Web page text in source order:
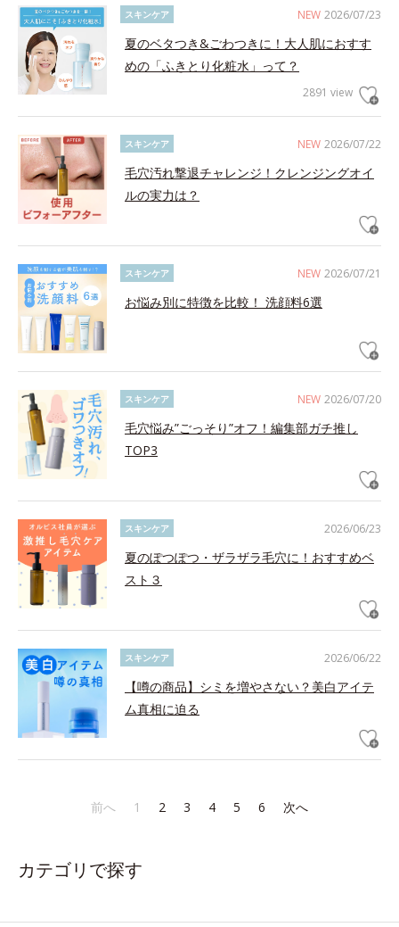
NEW 2026/07/23
スキンケア
夏のベタつき&ごわつきに！大人肌におすす
めの「ふきとり化粧水」って？
2891 view
NEW 2026/07/22
スキンケア
毛穴汚れ撃退チャレンジ！クレンジングオイ
ルの実力は？
NEW 2026/07/21
スキンケア
お悩み別に特徴を比較！ 洗顔料6選
NEW 2026/07/20
スキンケア
毛穴悩み”ごっそり”オフ！編集部ガチ推し
TOP3
2026/06/23
スキンケア
夏のぽつぽつ・ザラザラ毛穴に！おすすめベ
スト３
2026/06/22
スキンケア
【噂の商品】シミを増やさない？美白アイテ
ム真相に迫る
前へ 1 2 3 4 5 6 次へ
カテゴリで探す